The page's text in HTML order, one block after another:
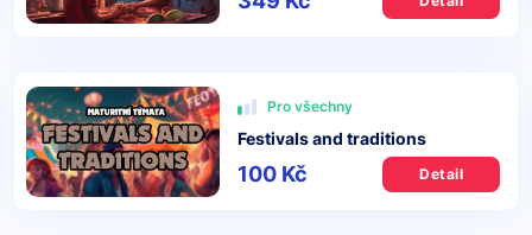
Pro všechny
Festivals and traditions
100 Kč Detail